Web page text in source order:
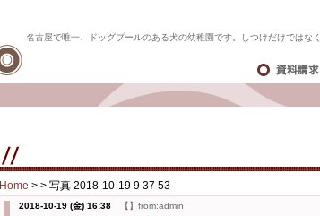
名古屋で唯一、ドッグプールのある犬の幼稚園です。しつけだけではな
Home > > 写真 2018-10-19 9 37 53
2018-10-19 (金) 16:38 【】from:admin